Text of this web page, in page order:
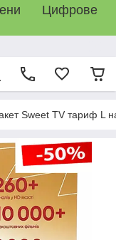
Цифрове
Sweet TV тариф L